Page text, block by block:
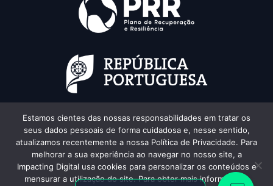
Texts and images created by augmented intelligence.
Estamos cientes das nossas responsabilidades em tratar os
seus dados pessoais de forma cuidadosa e, nesse sentido,
atualizamos recentemente a nossa Política de Privacidade. Para
melhorar a sua experiência ao navegar no nosso site, a
Impacting Digital usa cookies para personalizar os conteúdos e
mensurar a utilização do site. Para obter mais informações,